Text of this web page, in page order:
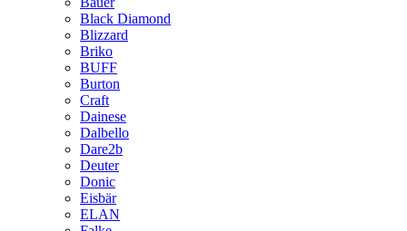
Black Diamond
Blizzard
Briko
BUFF
Burton
Craft
Dainese
Dalbello
Dare2b
Deuter
Donic
Eisbär
ELAN